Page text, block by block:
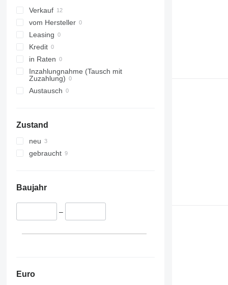
Lukavec
Verkauf
vom Hersteller
Leasing
Kredit
in Raten
Inzahlungnahme (Tausch mit
Zuzahlung)
Austausch
Zustand
neu
gebraucht
Baujahr
–
Euro